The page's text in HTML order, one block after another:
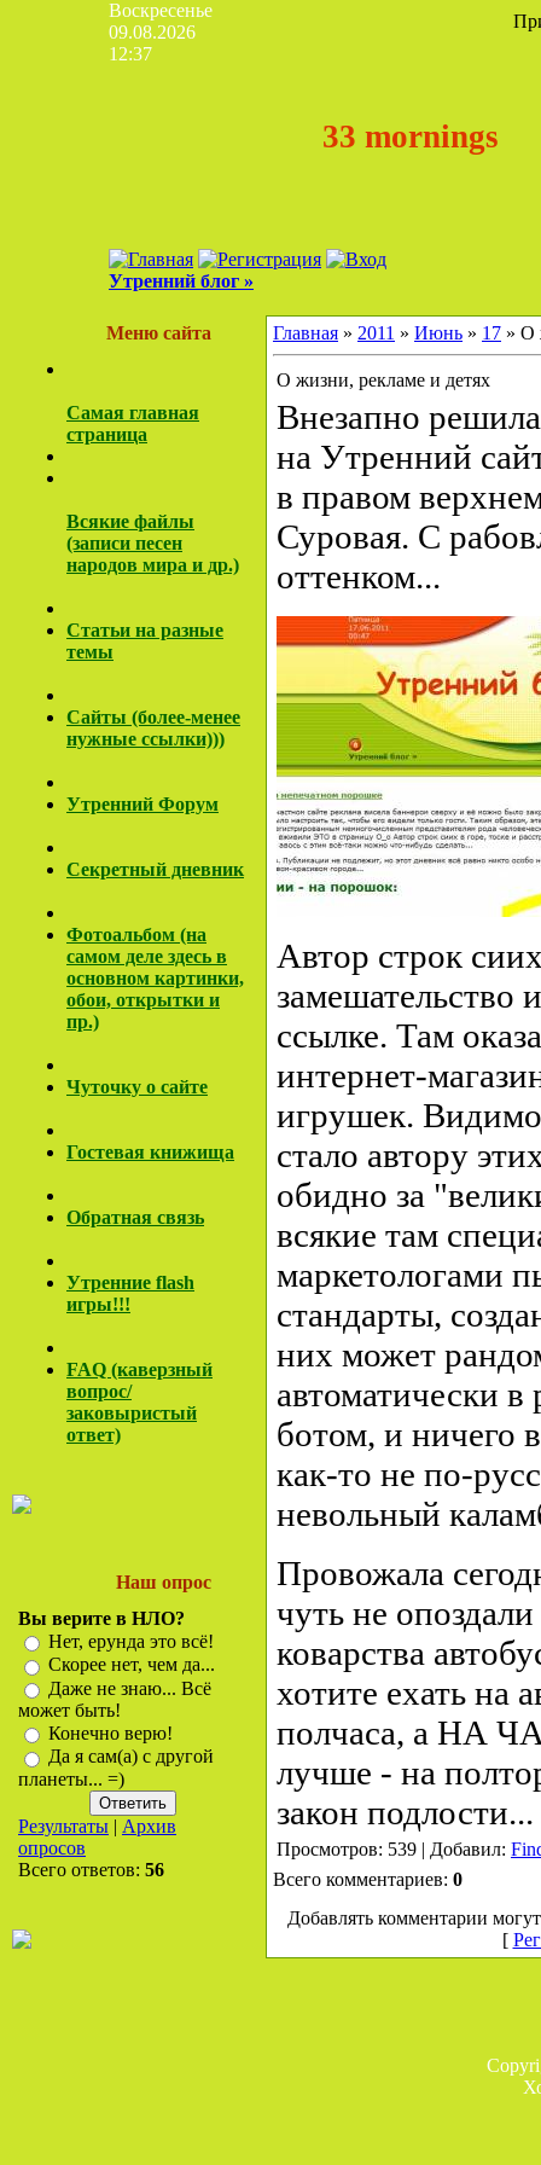
Воскресенье
09.08.2026
12:37
33 mornings
Утренний блог »
Меню сайта
Самая главная
страница
Всякие файлы
(записи песен
народов мира и др.)
Cтатьи на разные
темы
Сайты (более-менее
нужные ссылки)))
Утренний Форум
Секретный дневник
Фотоальбом (на
самом деле здесь в
основном картинки,
обои, открытки и
пр.)
Чуточку о сайте
Гостевая книжища
Обратная связь
Утренние flash
игры!!!
FAQ (каверзный
вопрос/
заковыристый
ответ)
Наш опрос
Вы верите в НЛО?
Нет, ерунда это всё!
Скорее нет, чем да...
Даже не знаю... Всё
может быть!
Конечно верю!
Да я сам(а) с другой
планеты... =)
Результаты | Архив
опросов
Всего ответов: 56
Главная » 2011 » Июнь » 17 » О
О жизни, рекламе и детях
Внезапно решила
на Утренний
в правом
Суровая. С
оттенком...
Автор строк
замешательство
ссылке. Там
интернет-
игрушек.
стало автору
обидно за
всякие там
маркетологами
стандарты,
них может
автоматически в
ботом, и ничего
как-то не по-
невольный
Провожала
чуть не
коварства
хотите ехать на
полчаса, а НА
лучше - на
закон подлости...
Просмотров: 539 | Добавил:
Всего комментариев: 0
Добавлять комментарии
[